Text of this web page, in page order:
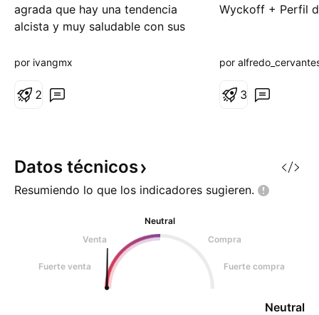
agrada que hay una tendencia
alcista y muy saludable con sus
poder romper máximos
crecimiento y transformación de
nuevame
por ivangmx
2
Wyckoff + Perfil
por
3
Datos técnicos
Resumiendo lo que los indicadores sugieren.
Neutral
Venta
Compra
Fuerte venta Fuerte compra
Neutral